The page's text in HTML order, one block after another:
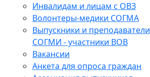
Инвалидам и лицам с ОВЗ
Волонтеры-медики СОГМА
Выпускники и преподаватели
СОГМИ - участники ВОВ
Вакансии
Анкета для опроса граждан